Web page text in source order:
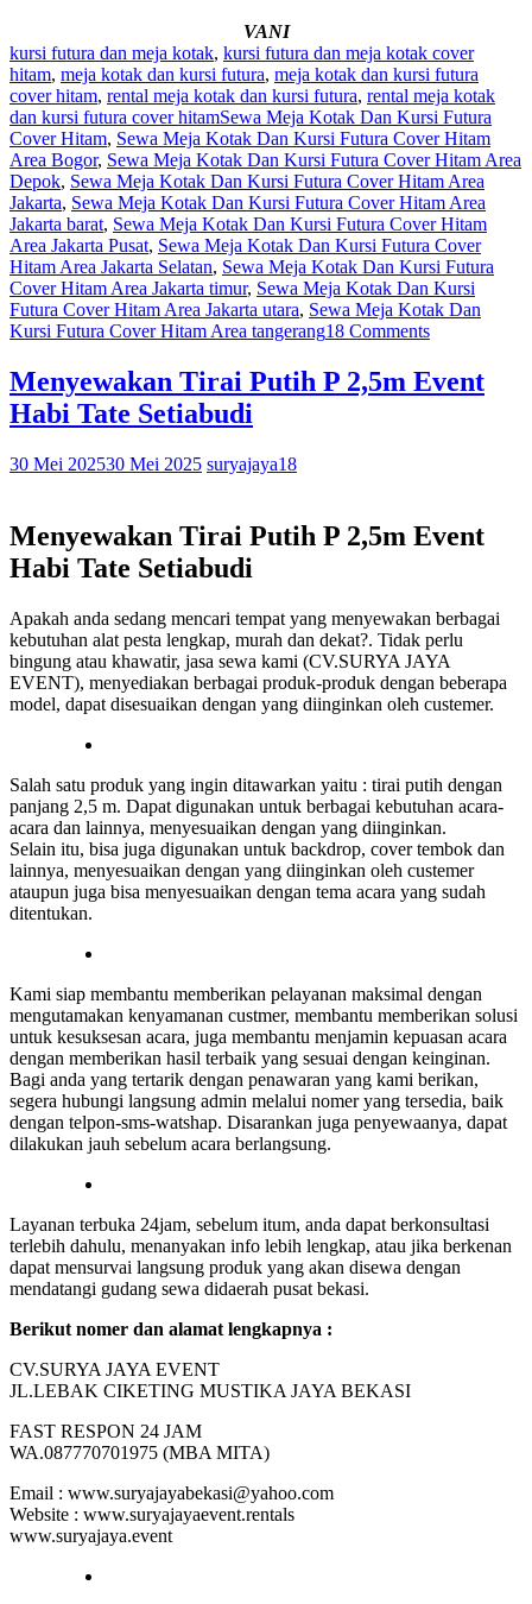
VANI
kursi futura dan meja kotak, kursi futura dan meja kotak cover
hitam, meja kotak dan kursi futura, meja kotak dan kursi futura
cover hitam, rental meja kotak dan kursi futura, rental meja kotak
dan kursi futura cover hitamSewa Meja Kotak Dan Kursi Futura
Cover Hitam, Sewa Meja Kotak Dan Kursi Futura Cover Hitam
Area Bogor, Sewa Meja Kotak Dan Kursi Futura Cover Hitam Area
Depok, Sewa Meja Kotak Dan Kursi Futura Cover Hitam Area
Jakarta, Sewa Meja Kotak Dan Kursi Futura Cover Hitam Area
Jakarta barat, Sewa Meja Kotak Dan Kursi Futura Cover Hitam
Area Jakarta Pusat, Sewa Meja Kotak Dan Kursi Futura Cover
Hitam Area Jakarta Selatan, Sewa Meja Kotak Dan Kursi Futura
Cover Hitam Area Jakarta timur, Sewa Meja Kotak Dan Kursi
Futura Cover Hitam Area Jakarta utara, Sewa Meja Kotak Dan
Kursi Futura Cover Hitam Area tangerang18 Comments
Menyewakan Tirai Putih P 2,5m Event
Habi Tate Setiabudi
30 Mei 202530 Mei 2025 suryajaya18
Menyewakan Tirai Putih P 2,5m Event
Habi Tate Setiabudi
Apakah anda sedang mencari tempat yang menyewakan berbagai
kebutuhan alat pesta lengkap, murah dan dekat?. Tidak perlu
bingung atau khawatir, jasa sewa kami (CV.SURYA JAYA
EVENT), menyediakan berbagai produk-produk dengan beberapa
model, dapat disesuaikan dengan yang diinginkan oleh custemer.
Salah satu produk yang ingin ditawarkan yaitu : tirai putih dengan
panjang 2,5 m. Dapat digunakan untuk berbagai kebutuhan acara-
acara dan lainnya, menyesuaikan dengan yang diinginkan.
Selain itu, bisa juga digunakan untuk backdrop, cover tembok dan
lainnya, menyesuaikan dengan yang diinginkan oleh custemer
ataupun juga bisa menyesuaikan dengan tema acara yang sudah
ditentukan.
Kami siap membantu memberikan pelayanan maksimal dengan
mengutamakan kenyamanan custmer, membantu memberikan solusi
untuk kesuksesan acara, juga membantu menjamin kepuasan acara
dengan memberikan hasil terbaik yang sesuai dengan keinginan.
Bagi anda yang tertarik dengan penawaran yang kami berikan,
segera hubungi langsung admin melalui nomer yang tersedia, baik
dengan telpon-sms-watshap. Disarankan juga penyewaanya, dapat
dilakukan jauh sebelum acara berlangsung.
Layanan terbuka 24jam, sebelum itum, anda dapat berkonsultasi
terlebih dahulu, menanyakan info lebih lengkap, atau jika berkenan
dapat mensurvai langsung produk yang akan disewa dengan
mendatangi gudang sewa didaerah pusat bekasi.
Berikut nomer dan alamat lengkapnya :
CV.SURYA JAYA EVENT
JL.LEBAK CIKETING MUSTIKA JAYA BEKASI
FAST RESPON 24 JAM
WA.087770701975 (MBA MITA)
Email : www.suryajayabekasi@yahoo.com
Website : www.suryajayaevent.rentals
www.suryajaya.event